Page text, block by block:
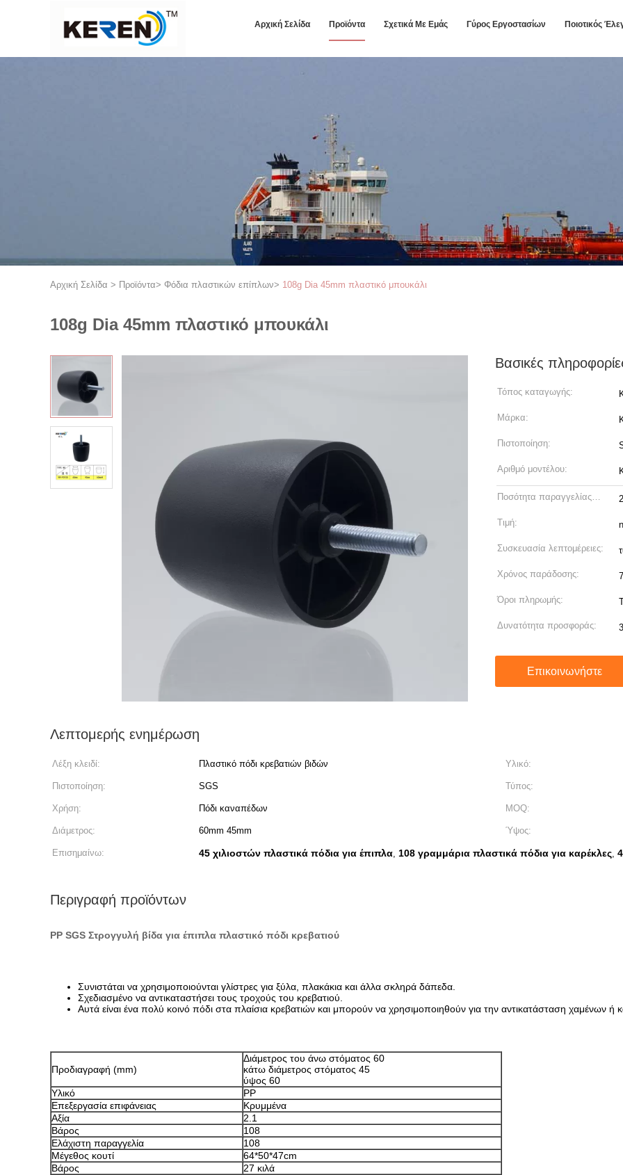
Αρχική Σελίδα Προϊόντα Σχετικά Με Εμάς Γύρος Εργοστασίων Ποιοτικός
Αρχική Σελίδα > Προϊόντα> Φόδια πλαστικών επίπλων> 108g Dia 45mm πλαστικό μπουκάλι
108g Dia 45mm πλαστικό μπουκάλι
Βασικές
Τόπος καταγωγής:
Μάρκα:
Πιστοποίηση:
Αριθμό μοντέλου:
Ποσότητα παραγγελίας
min:
Τιμή:
Συσκευασία λεπτομέρειες:
Χρόνος παράδοσης:
Όροι πληρωμής:
Δυνατότητα προσφοράς:
Επικοινωνήστε
Λεπτομερής ενημέρωση
Λέξη κλειδί: Πλαστικό πόδι κρεβατιών βιδών Υλικό:
Πιστοποίηση: SGS Τύπος:
Χρήση: Πόδι καναπέδων MOQ:
Διάμετρος: 60mm 45mm Ύψος:
Επισημαίνω: 45 χιλιοστών πλαστικά πόδια για έπιπλα, 108 γραμμάρια πλαστικά πόδια για καρέκλες,
Περιγραφή προϊόντων
PP SGS Στρογγυλή βίδα για έπιπλα πλαστικό πόδι κρεβατιού
Συνιστάται να χρησιμοποιούνται γλίστρες για ξύλα, πλακάκια και άλλα σκληρά δάπεδα.
Σχεδιασμένο να αντικαταστήσει τους τροχούς του κρεβατιού.
Αυτά είναι ένα πολύ κοινό πόδι στα πλαίσια κρεβατιών και μπορούν να χρησιμοποιηθούν για την αντικατάσταση χαμένων ή
Προδιαγραφή (mm)
Διάμετρος του άνω στόματος 60
κάτω διάμετρος στόματος 45
ύψος 60
Υλικό
PP
Επεξεργασία επιφάνειας
Κρυμμένα
Αξία
2.1
Βάρος
108
Ελάχιστη παραγγελία
108
Μέγεθος κουτί
64*50*47cm
Βάρος
27 κιλά